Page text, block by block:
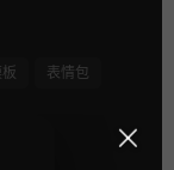
表情包